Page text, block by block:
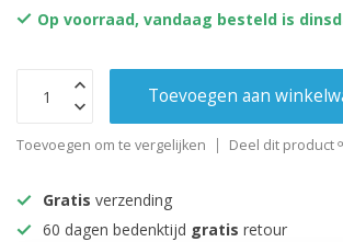
Op voorraad, vandaag besteld is
Toevoegen aan
Toevoegen om te vergelijken Deel dit product
Gratis verzending
60 dagen bedenktijd gratis retour